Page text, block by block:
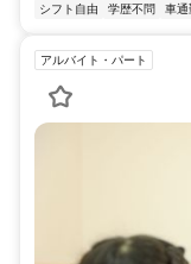
シフト自由
学歴不問 車通
アルバイト・パート